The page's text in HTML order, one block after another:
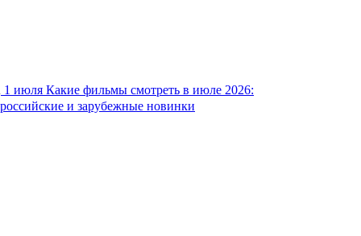
1 июля Какие фильмы смотреть в июле 2026:
российские и зарубежные новинки